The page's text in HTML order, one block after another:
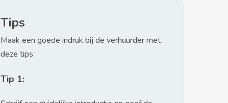
Tips
Maak een goede indruk bij de verhuurder met
deze tips:
Tip 1: